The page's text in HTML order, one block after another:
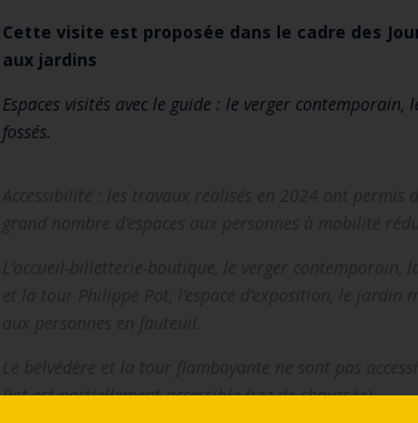
Cette visite est proposée dans le cadre des
aux jardins
Espaces visités avec le guide : le verger contemporain,
fossés.
Pot est partiellement accessible (rez-de-chaussée).